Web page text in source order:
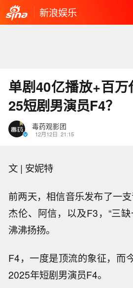
新浪娱乐
单剧40亿播放+百
25短剧男演员F4？
毒药观影团
12月12日 21:15
文 | 安妮特
前两天，相信音乐发布了一
杰伦、阿信，以及F3，“三
沸沸扬扬。
F4，一度是顶流的象征，而
2025年短剧男演员F4。